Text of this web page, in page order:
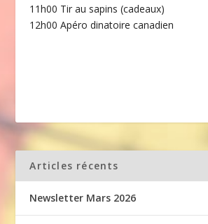
11h00 Tir au sapins (cadeaux)
12h00 Apéro dinatoire canadien
Articles récents
Newsletter Mars 2026